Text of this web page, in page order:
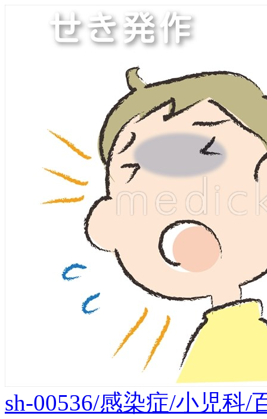
sh-00536/感染症/小児科